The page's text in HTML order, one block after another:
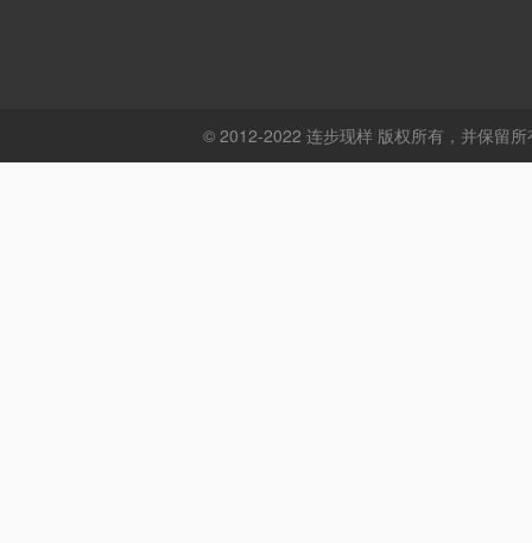
© 2012-2022 连步现样 版权所有，并保留